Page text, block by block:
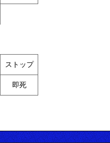
ストップ
即死